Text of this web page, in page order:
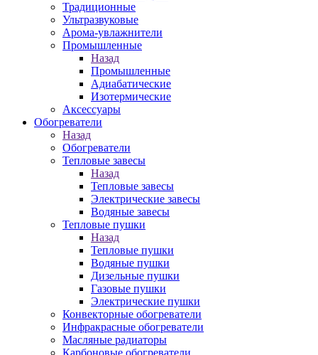
Традиционные
Ультразвуковые
Арома-увлажнители
Промышленныe
Назад
Промышленныe
Адиабатические
Изотермические
Аксессуары
Обогреватели
Назад
Обогреватели
Тепловые завесы
Назад
Тепловые завесы
Электрические завесы
Водяные завесы
Тепловые пушки
Назад
Тепловые пушки
Водяные пушки
Дизельные пушки
Газовые пушки
Электрические пушки
Конвекторные обогреватели
Инфракрасные обогреватели
Масляные радиаторы
Карбоновые обогреватели